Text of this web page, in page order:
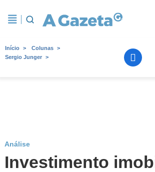
Início
Colunas
Sergio Junger
Análise
Investimento